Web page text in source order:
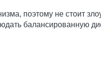
поэтому не стоит
балансированную